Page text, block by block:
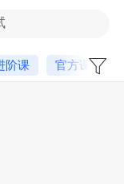
阶课 官方课